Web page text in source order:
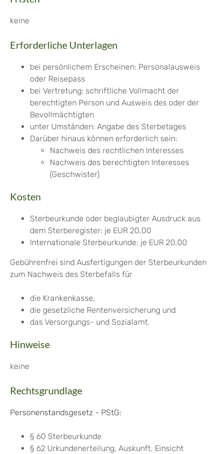
keine
Erforderliche Unterlagen
bei persönlichem Erscheinen: Personalausweis
oder Reisepass
bei Vertretung: schriftliche Vollmacht der
berechtigten Person und Ausweis des oder der
Bevollmächtigten
unter Umständen: Angabe des Sterbetages
Darüber hinaus können erforderlich sein:
Nachweis des rechtlichen Interesses
Nachweis des berechtigten Interesses
(Geschwister)
Kosten
Sterbeurkunde oder beglaubigter Ausdruck aus
dem Sterberegister: je EUR 20,00
Internationale Sterbeurkunde: je EUR 20,00
Gebührenfrei sind Ausfertigungen der Sterbeurkunden
zum Nachweis des Sterbefalls für
die Krankenkasse,
die gesetzliche Rentenversicherung und
das Versorgungs- und Sozialamt.
Hinweise
keine
Rechtsgrundlage
Personenstandsgesetz - PStG:
§ 60 Sterbeurkunde
§ 62 Urkundenerteilung, Auskunft, Einsicht